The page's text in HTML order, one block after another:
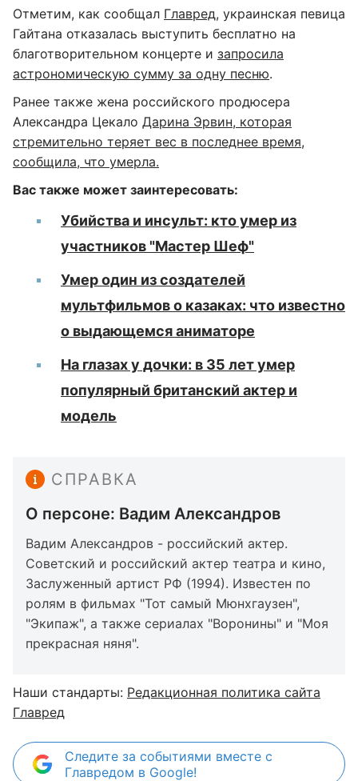
Отметим, как сообщал Главред, украинская певица
Гайтана отказалась выступить бесплатно на
благотворительном концерте и запросила
астрономическую сумму за одну песню.
Ранее также жена российского продюсера
Александра Цекало Дарина Эрвин, которая
стремительно теряет вес в последнее время,
сообщила, что умерла.
Вас также может заинтересовать:
Убийства и инсульт: кто умер из
участников "Мастер Шеф"
Умер один из создателей
мультфильмов о казаках: что известно
о выдающемся аниматоре
На глазах у дочки: в 35 лет умер
популярный британский актер и
модель
СПРАВКА
О персоне: Вадим Александров
Вадим Александров - российский актер.
Советский и российский актер театра и кино,
Заслуженный артист РФ (1994). Известен по
ролям в фильмах "Тот самый Мюнхгаузен",
"Экипаж", а также сериалах "Воронины" и "Моя
прекрасная няня".
Наши стандарты: Редакционная политика сайта
Главред
Следите за событиями вместе с
Главредом в Google!